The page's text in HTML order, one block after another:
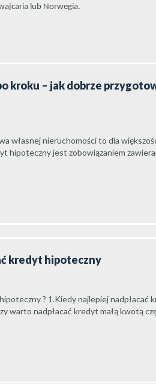
lub Norwegia.
kroku – jak dobrze
własnej nieruchomości to dla
hipoteczny jest zobowiązaniem
kredyt hipoteczny
? 1.Kiedy najlepiej nadpłacać
warto nadpłacać kredyt małą kwotą